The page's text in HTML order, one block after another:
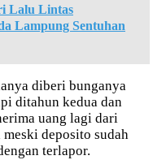
Lalu Lintas
Lampung Sentuhan
diberi bunganya
ditahun kedua dan
uang lagi dari
deposito sudah
terlapor.